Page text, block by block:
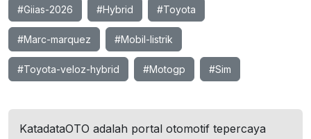
#Giias-2026 #Hybrid #Toyota
#Marc-marquez #Mobil-listrik
#Toyota-veloz-hybrid #Motogp #Sim
KatadataOTO adalah portal otomotif tepercaya